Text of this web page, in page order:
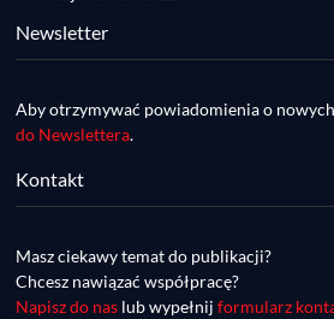
- zaprasza Mateusz Szafraniec.
samochwałki
Newsletter
Aby otrzymywać powiadomienia o
do Newslettera.
Kontakt
Masz ciekawy temat do publikacji?
Chcesz nawiązać współpracę?
Napisz do nas lub wypełnijformularz